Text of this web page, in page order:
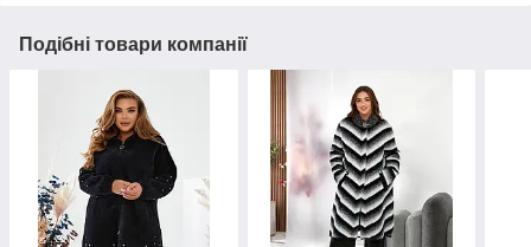
Подібні товари компанії